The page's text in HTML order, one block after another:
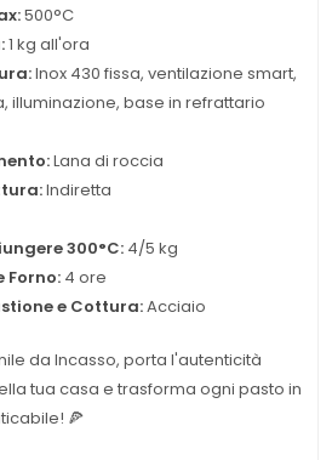
500°C
1 kg all'ora
Inox 430 fissa, ventilazione smart,
illuminazione, base in refrattario
Lana di roccia
Indiretta
300°C:4/5 kg
Forno:4 ore
e Cottura:Acciaio
da Incasso, porta l'autenticità
tua casa e trasforma ogni pasto in
🍕